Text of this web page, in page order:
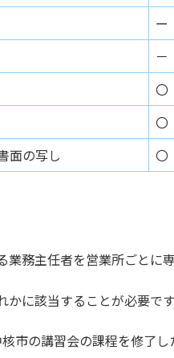
ー
－
〇
〇
面の写し 〇
務主任者を営業所ごとに
に該当することが必要です
市の講習会の課程を修了し